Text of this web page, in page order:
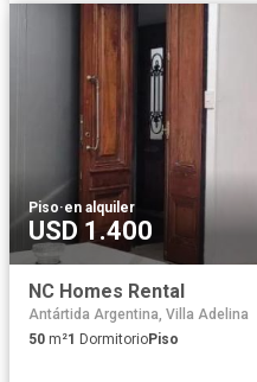
Piso·en alquiler
USD 1.400
NC Homes Rental
Antártida Argentina, Villa Adelina
50 m²1 DormitorioPiso